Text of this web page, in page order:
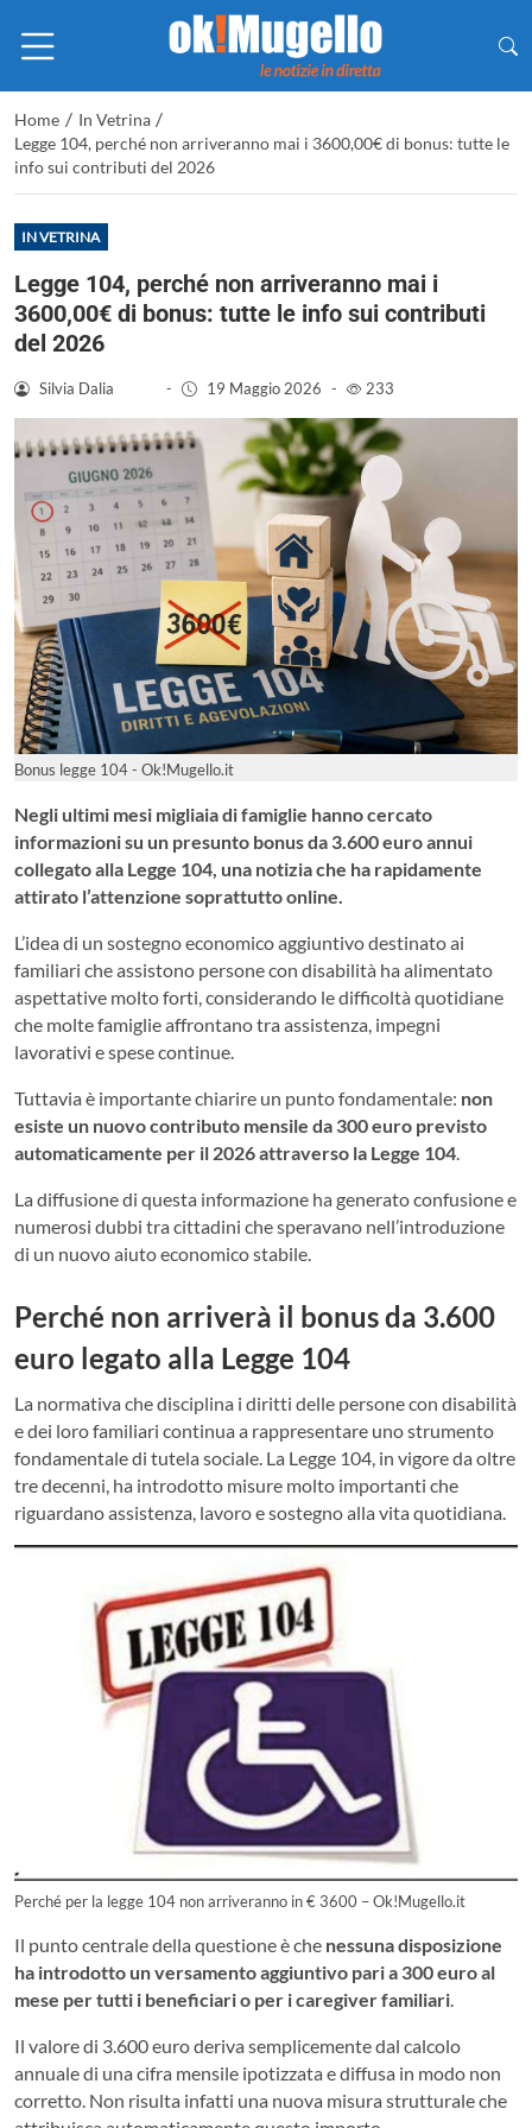
Home / In Vetrina /
Legge 104, perché non arriveranno mai i 3600,00€ di bonus: tutte le
info sui contributi del 2026
IN VETRINA
Legge 104, perché non arriveranno mai i
3600,00€ di bonus: tutte le info sui contributi
del 2026
Silvia Dalia - 19 Maggio 2026 - 233
Bonus legge 104 - Ok!Mugello.it
Negli ultimi mesi migliaia di famiglie hanno cercato
informazioni su un presunto bonus da 3.600 euro annui
collegato alla Legge 104, una notizia che ha rapidamente
attirato l’attenzione soprattutto online.
L’idea di un sostegno economico aggiuntivo destinato ai
familiari che assistono persone con disabilità ha alimentato
aspettative molto forti, considerando le difficoltà quotidiane
che molte famiglie affrontano tra assistenza, impegni
lavorativi e spese continue.
Tuttavia è importante chiarire un punto fondamentale: non
esiste un nuovo contributo mensile da 300 euro previsto
automaticamente per il 2026 attraverso la Legge 104
La diffusione di questa informazione ha generato confusione e
numerosi dubbi tra cittadini che speravano nell’introduzione
di un nuovo aiuto economico stabile.
Perché non arriverà il bonus da 3.600
euro legato alla Legge 104
La normativa che disciplina i diritti delle persone con disabilità
e dei loro familiari continua a rappresentare uno strumento
fondamentale di tutela sociale. La Legge 104, in vigore da oltre
tre decenni, ha introdotto misure molto importanti che
riguardano assistenza, lavoro e sostegno alla vita quotidiana.
Perché per la legge 104 non arriveranno in € 3600 – Ok!Mugello.it
Il punto centrale della questione è che nessuna disposizione
ha introdotto un versamento aggiuntivo pari a 300 euro al
mese per tutti i beneficiari o per i caregiver familiari.
Il valore di 3.600 euro deriva semplicemente dal calcolo
annuale di una cifra mensile ipotizzata e diffusa in modo non
corretto. Non risulta infatti una nuova misura strutturale che